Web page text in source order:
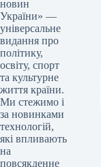
новин
України» —
універсальне
видання про
політику,
освіту, спорт
та культурне
життя країни.
Ми стежимо і
за новинками
технологій,
які впливають
на
повсякденне